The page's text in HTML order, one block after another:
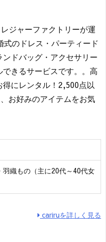
ジャーファクトリーが運
式のドレス・パーティード
ンドバッグ・アクセサリー
できるサービスです。。高
にレンタル！2,500点以
お好みのアイテムをお気
羽織もの（主に20代～40代女
cariruを詳しく見る